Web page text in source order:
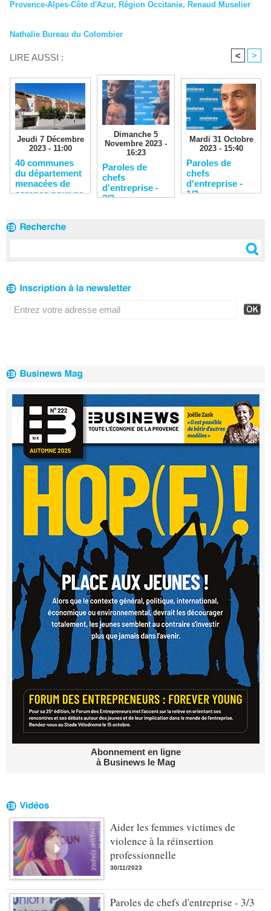
Provence-Alpes-Côte d'Azur, Région Occitanie, Renaud Muselier
Nathalie Bureau du Colombier
LIRE AUSSI : < >
Jeudi 7 Décembre
2023 - 11:00
40 communes
du département
menacées de
carence pour ne
suffisamment de
Dimanche 5
Novembre 2023 -
16:23
Paroles de
chefs
d'entreprise -
2/3
Mardi 31 Octobre
2023 - 15:40
Paroles de
chefs
d'entreprise -
1/3
Abonnement en ligne
à Businews le Mag
Aider les femmes victimes de
violence à la réinsertion
professionnelle
30/11/2023
Paroles de chefs d'entreprise - 3/3